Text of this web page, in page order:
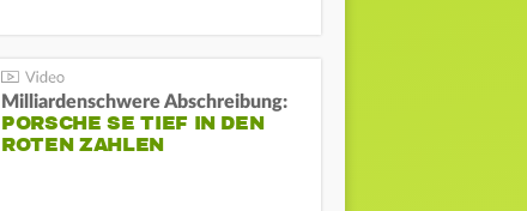
Milliardenschwere Abschreibung:
PORSCHE SE TIEF IN DEN
ROTEN ZAHLEN